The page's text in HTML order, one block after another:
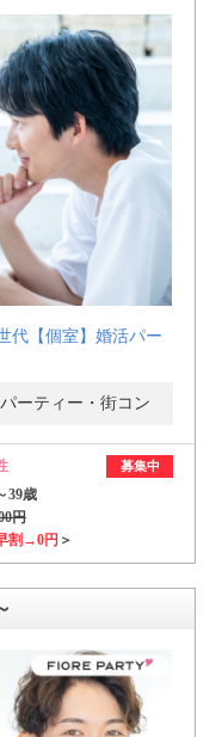
代【個室】婚活パー
ーティー・街コン
募集中
39歳
円
割→0円 ＞